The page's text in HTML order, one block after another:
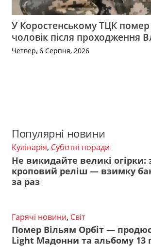
У Коростенському ТЦК помер
чоловік після проходження
Четвер, 6 Серпня, 2026
Популярні новини
Кулінарія, Суботні поради
Не викидайте великі огірки:
кроповий реліш — взимку
за раз
Гарячі новини, Світ
Помер Вільям Орбіт —
Light Мадонни та альбому 13